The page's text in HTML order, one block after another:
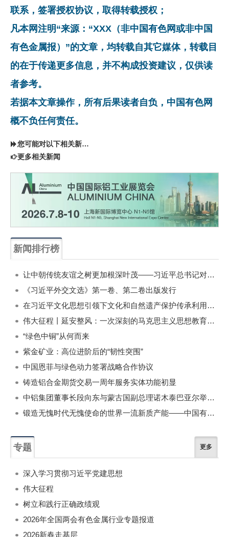
联系，签署授权协议，取得转载授权；
凡本网注明“来源：“XXX（非中国有色网或非中国
有色金属报）”的文章，均转载自其它媒体，转载目
的在于传递更多信息，并不构成投资建议，仅供读
者参考。
若据本文章操作，所有后果读者自负，中国有色网
概不负任何责任。
您可能对以下相关新闻同样感兴趣
更多相关新闻
新闻排行榜
让中朝传统友谊之树更加根深叶茂——习近平总书记对朝鲜进行国事访问纪实
《习近平外交文选》第一卷、第二卷出版发行
在习近平文化思想引领下文化和自然遗产保护传承利用工作开创新局面
伟大征程丨延安整风：一次深刻的马克思主义思想教育运动
“绿色中铜”从何而来
紫金矿业：高位进阶后的“韧性突围”
中国恩菲与绿色动力签署战略合作协议
铸造铝合金期货交易一周年服务实体功能初显
中铝集团董事长段向东与蒙古国副总理诺木泰巴亚尔举行会谈
锻造无愧时代无愧使命的世界一流新质产能——中国有色金属工业的战略应对与破局之道（二）
专题 更多
深入学习贯彻习近平党建思想
伟大征程
树立和践行正确政绩观
2026年全国两会有色金属行业专题报道
2026新春走基层